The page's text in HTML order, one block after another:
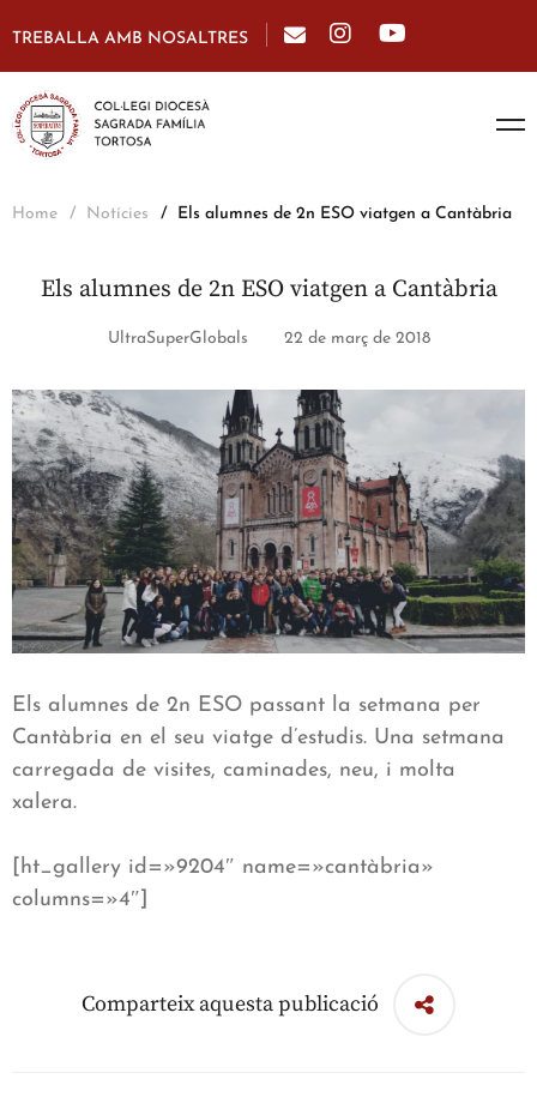
TREBALLA AMB NOSALTRES
Home Notícies Els alumnes de 2n ESO viatgen a Cantàbria
Els alumnes de 2n ESO viatgen a Cantàbria
UltraSuperGlobals 22 de març de 2018
Els alumnes de 2n ESO passant la setmana per
Cantàbria en el seu viatge d’estudis. Una setmana
carregada de visites, caminades, neu, i molta
xalera.
[ht_gallery id=»9204″ name=»cantàbria»
columns=»4″]
Comparteix aquesta publicació